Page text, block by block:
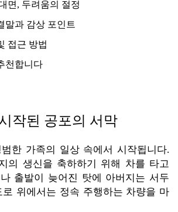
면, 두려움의 절정
말과 감상 포인트
접근 방법
천합니다
작된 공포의 서막
한 가족의 일상 속에서 시작됩니다.
의 생신을 축하하기 위해 차를 타고
출발이 늦어진 탓에 아버지는 서두
로 위에서는 정속 주행하는 차량을 마